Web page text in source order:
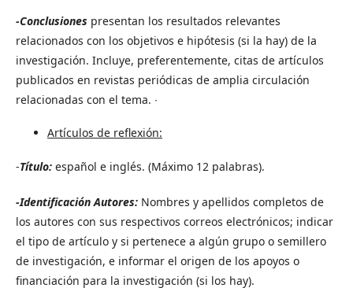
-Conclusiones presentan los resultados relevantes
relacionados con los objetivos e hipótesis (si la hay) de la
investigación. Incluye, preferentemente, citas de artículos
publicados en revistas periódicas de amplia circulación
relacionadas con el tema. ∙
Artículos de reflexión:
-Título: español e inglés. (Máximo 12 palabras).
-Identificación Autores: Nombres y apellidos completos de
los autores con sus respectivos correos electrónicos; indicar
el tipo de artículo y si pertenece a algún grupo o semillero
de investigación, e informar el origen de los apoyos o
financiación para la investigación (si los hay).